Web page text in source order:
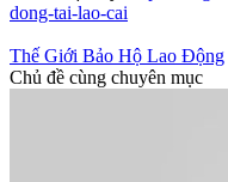
dong-tai-lao-cai
Thế Giới Bảo Hộ Lao Động
Chủ đề cùng chuyên mục